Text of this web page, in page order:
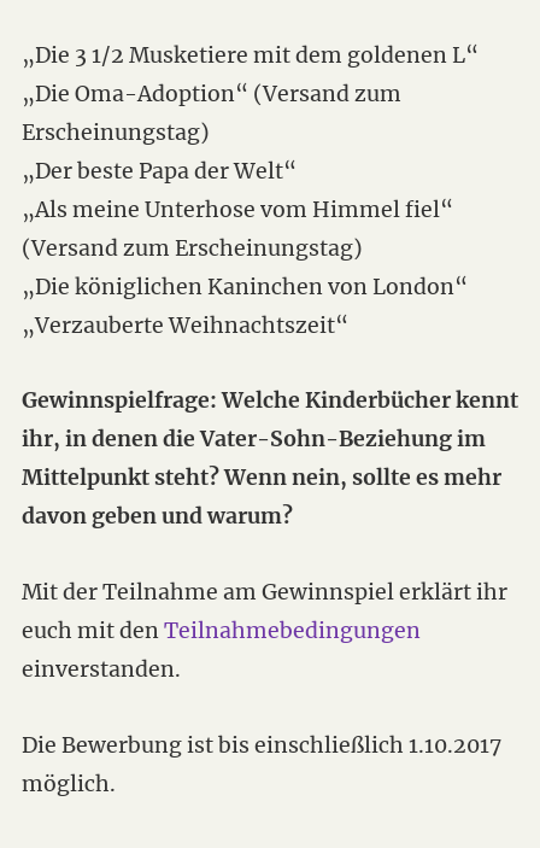
„Die 3 1/2 Musketiere mit dem goldenen L“
„Die Oma-Adoption“ (Versand zum
Erscheinungstag)
„Der beste Papa der Welt“
„Als meine Unterhose vom Himmel fiel“
(Versand zum Erscheinungstag)
„Die königlichen Kaninchen von London“
„Verzauberte Weihnachtszeit“
Gewinnspielfrage: Welche Kinderbücher kennt
ihr, in denen die Vater-Sohn-Beziehung im
Mittelpunkt steht? Wenn nein, sollte es mehr
davon geben und warum?
Mit der Teilnahme am Gewinnspiel erklärt ihr
euch mit denTeilnahmebedingungen
einverstanden.
Die Bewerbung ist bis einschließlich 1.10.2017
möglich.